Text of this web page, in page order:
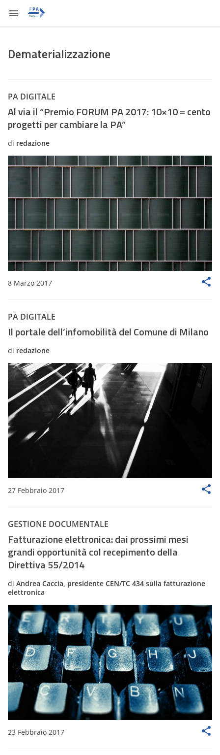
Dematerializzazione
PA DIGITALE
Al via il “Premio FORUM PA 2017: 10×10 = cento
progetti per cambiare la PA”
di redazione
8 Marzo 2017
PA DIGITALE
Il portale dell’infomobilità del Comune di Milano
di redazione
27 Febbraio 2017
GESTIONE DOCUMENTALE
Fatturazione elettronica: dai prossimi mesi
grandi opportunità col recepimento della
Direttiva 55/2014
di Andrea Caccia, presidente CEN/TC 434 sulla fatturazione
elettronica
23 Febbraio 2017